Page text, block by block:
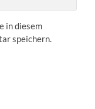
in diesem
speichern.